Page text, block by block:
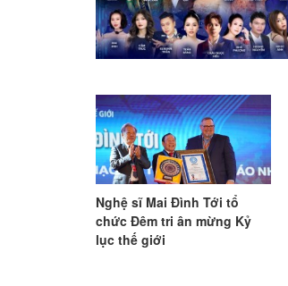
Nghệ sĩ Mai Đình Tới tổ
chức Đêm tri ân mừng Kỷ
lục thế giới